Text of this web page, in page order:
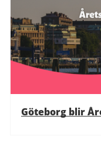
Göteborg blir